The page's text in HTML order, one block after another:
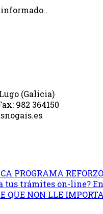
(Galicia)
982 364150
PROGRAMA
trámites on-line?
QUE NON LLE